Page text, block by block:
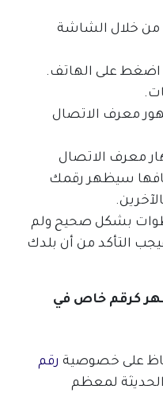
من خلال الشاشة
اضغط على الهاتف.
معرف الاتصال
معرف الاتصال
سيظهر رقمك
بشكل صحيح ولم
التأكد من أن بلدك
كرقم خاص في
على خصوصية رقم
الحديثة لمعظم